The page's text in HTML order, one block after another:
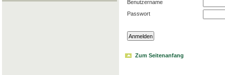
Benutzername
Passwort
Zum Seitenanfang